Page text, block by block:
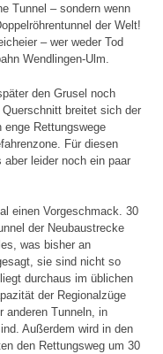
Tunnel – sondern wenn
der Welt!
– wer weder Tod
Wendlingen-Ulm.
den Grusel noch
breitet sich der
enge Rettungswege
Für diesen
aber leider noch ein paar
einen Vorgeschmack. 30
der Neubaustrecke
was bisher an
sie sind nicht so
durchaus im üblichen
der Regionalzüge
anderen Tunneln, in
Außerdem wird in den
den Rettungsweg um 30